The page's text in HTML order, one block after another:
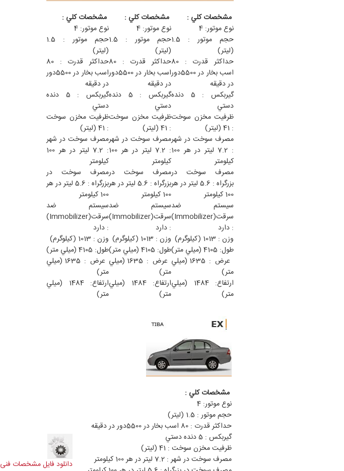
مشخصات كلي :
نوع موتور: 4
حجم موتور : 1.5
(ليتر)
حداكثر قدرت : 80
اسب بخار در 5500دور
در دقيقه
گيربكس : 5 دنده
دستي
ظرفيت مخزن سوخت
: 41 (ليتر)
مصرف سوخت در شهر
: 7.2 ليتر در هر 100
كيلومتر
مصرف سوخت در
بزرگراه : 5.6 ليتر در هر
100 كيلومتر
سيستم ضد
سرقت(Immobilizer)
: دارد
وزن : 1013 (كيلوگرم)
طول: 4105 (ميلي متر)
عرض : 1635 (ميلي
متر)
ارتفاع: 1484 (ميلي
متر)
مشخصات كلي :
نوع موتور: 4
حجم موتور : 1.5
(ليتر)
حداكثر قدرت : 80
اسب بخار در 5500دور
در دقيقه
گيربكس : 5 دنده
دستي
ظرفيت مخزن سوخت
: 41 (ليتر)
مصرف سوخت در شهر
: 7.2 ليتر در هر 100
كيلومتر
مصرف سوخت در
بزرگراه : 5.6 ليتر در هر
100 كيلومتر
سيستم ضد
سرقت(Immobilizer)
: دارد
وزن : 1013 (كيلوگرم)
طول: 4105 (ميلي متر)
عرض : 1635 (ميلي
متر)
ارتفاع: 1484 (ميلي
متر)
مشخصات كلي :
نوع موتور: 4
حجم موتور : 1.5
(ليتر)
حداكثر قدرت : 80
اسب بخار در 5500دور
در دقيقه
گيربكس : 5 دنده
دستي
ظرفيت مخزن سوخت
: 41 (ليتر)
مصرف سوخت در شهر
: 7.2 ليتر در هر 100
كيلومتر
مصرف سوخت در
بزرگراه : 5.6 ليتر در هر
100 كيلومتر
سيستم ضد
سرقت(Immobilizer)
: دارد
وزن : 1013 (كيلوگرم)
طول: 4105 (ميلي متر)
عرض : 1635 (ميلي
متر)
ارتفاع: 1484 (ميلي
متر)
مشخصات كلي :
نوع موتور: 4
حجم موتور : 1.5 (ليتر)
حداكثر قدرت : 80 اسب بخار در 5500دور در دقيقه
گيربكس : 5 دنده دستي
ظرفيت مخزن سوخت : 41 (ليتر)
مصرف سوخت در شهر : 7.2 ليتر در هر 100 كيلومتر
دانلود فایل مشخصات فنی 1